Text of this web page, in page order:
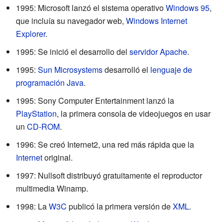
1995: Microsoft lanzó el sistema operativoWindows 95,
que incluía su navegador web, Windows Internet
Explorer.
1995: Se inició el desarrollo del servidor Apache.
1995: Sun Microsystemsdesarrolló el lenguaje de
programación Java.
1995: Sony Computer Entertainment lanzó la
PlayStation, la primera consola de videojuegos en usar
un CD-ROM.
1996: Se creó Internet2, una red más rápida que la
Internetoriginal.
1997: Nullsoft distribuyó gratuitamente el reproductor
multimedia Winamp.
1998: LaW3C publicó la primera versión deXML.